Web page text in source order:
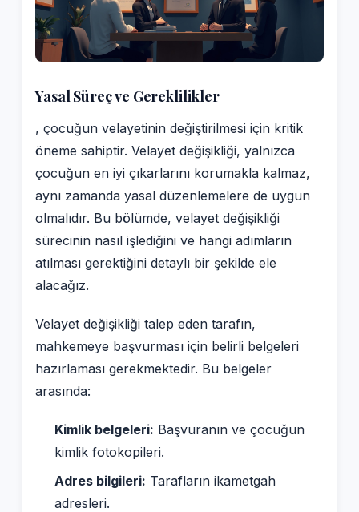
Yasal Süreç ve Gereklilikler
, çocuğun velayetinin değiştirilmesi için kritik
öneme sahiptir. Velayet değişikliği, yalnızca
çocuğun en iyi çıkarlarını korumakla kalmaz,
aynı zamanda yasal düzenlemelere de uygun
olmalıdır. Bu bölümde, velayet değişikliği
sürecinin nasıl işlediğini ve hangi adımların
atılması gerektiğini detaylı bir şekilde ele
alacağız.
Velayet değişikliği talep eden tarafın,
mahkemeye başvurması için belirli belgeleri
hazırlaması gerekmektedir. Bu belgeler
arasında:
Kimlik belgeleri: Başvuranın ve çocuğun
kimlik fotokopileri.
Adres bilgileri: Tarafların ikametgah
adresleri.